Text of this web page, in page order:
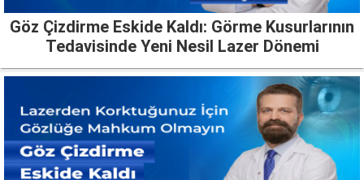
Göz Çizdirme Eskide Kaldı: Görme Kusurlarının
Tedavisinde Yeni Nesil Lazer Dönemi